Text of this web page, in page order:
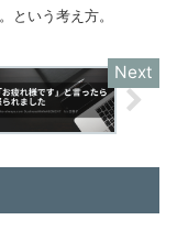
という考え方。